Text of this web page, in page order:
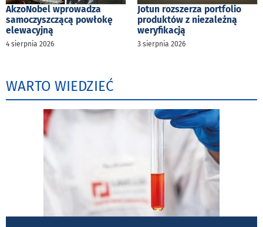
AkzoNobel wprowadza
samoczyszczącą powłokę
elewacyjną
4 sierpnia 2026
Jotun rozszerza portfolio
produktów z niezależną
weryfikacją
3 sierpnia 2026
WARTO WIEDZIEĆ